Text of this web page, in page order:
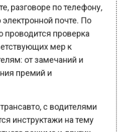
почте. По
проверка
мер к
от замечаний и
премий и
инструктажи на тему
режима и других